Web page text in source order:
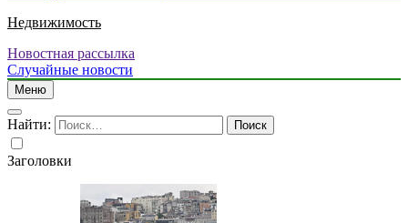
Недвижимость
Новостная рассылка
Случайные новости
Меню
Найти:
Заголовки